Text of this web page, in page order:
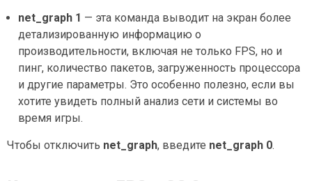
net_graph 1 — эта команда выводит на экран более
детализированную информацию о
производительности, включая не только FPS, но и
пинг, количество пакетов, загруженность процессора
и другие параметры. Это особенно полезно, если вы
хотите увидеть полный анализ сети и системы во
время игры.
Чтобы отключить net_graph, введите net_graph 0.